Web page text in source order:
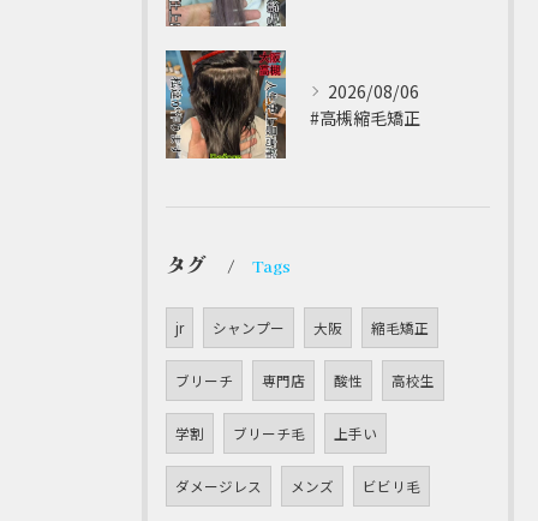
2026/08/06
#高槻縮毛矯正 ⁡
タグ Tags
jr シャンプー 大阪 縮毛矯正
ブリーチ 専門店 酸性 高校生
学割 ブリーチ毛 上手い
ダメージレス メンズ ビビリ毛